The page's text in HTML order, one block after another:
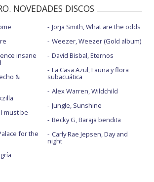
Abierto hasta las 2
in Shasta
My LOL
NOVEDADES DISCOS
insane
&
must be
for the
Jorja Smith, What are the odds
Weezer, Weezer (Gold album)
David Bisbal, Eternos
La Casa Azul, Fauna y flora
subacuática
Alex Warren, Wildchild
Jungle, Sunshine
Becky G, Baraja bendita
Carly Rae Jepsen, Day and
night